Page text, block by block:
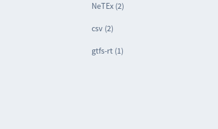
NeTEx (2)
csv (2)
gtfs-rt (1)